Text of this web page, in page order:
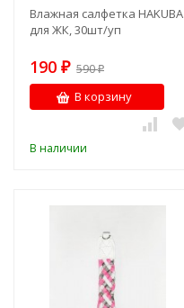
Влажная салфетка HAKUBA
для ЖК, 30шт/уп
190 ₽ 590₽
В корзину
В наличии